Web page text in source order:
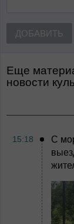
ДОБАВИТЬ
Еще
Новости
15:18
С